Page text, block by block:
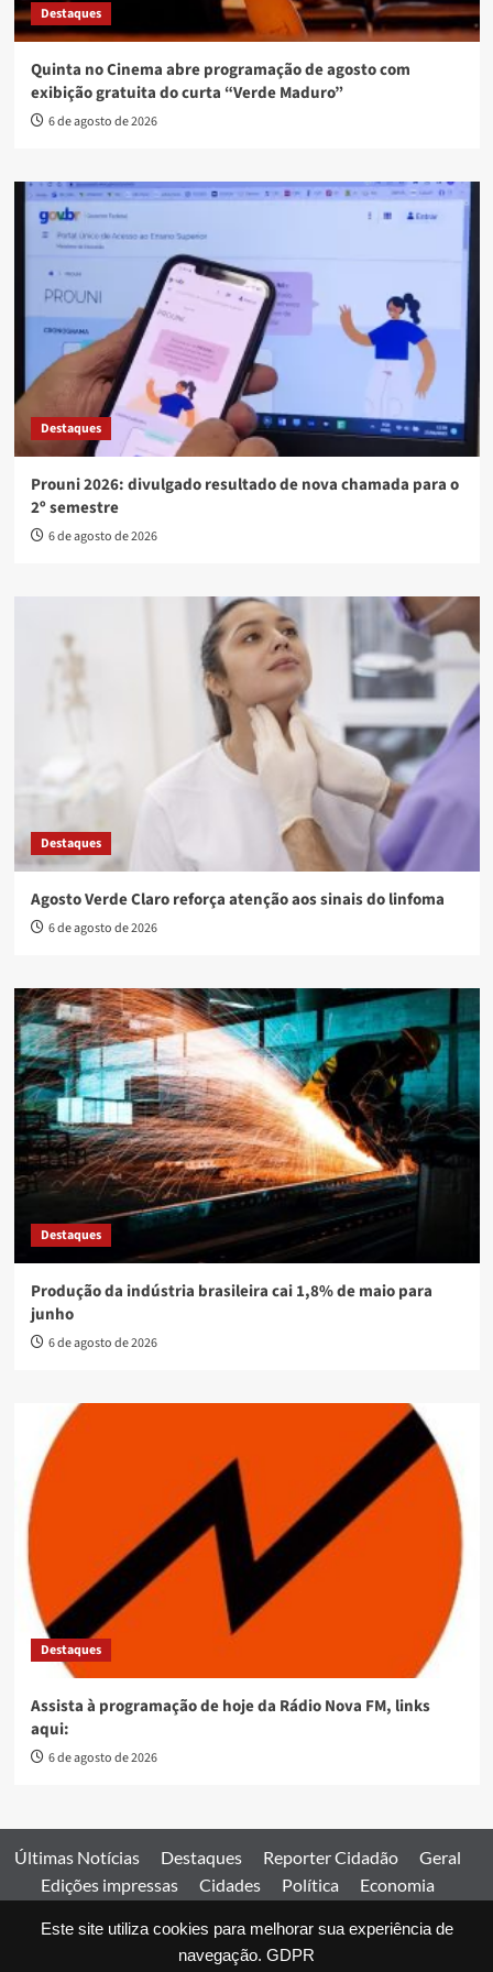
Este site utiliza cookies para melhorar sua experiência de
navegação. GDPR
Destaques
Quinta no Cinema abre programação de agosto com
exibição gratuita do curta “Verde Maduro”
6 de agosto de 2026
Destaques
Prouni 2026: divulgado resultado de nova chamada para o
2º semestre
6 de agosto de 2026
Destaques
Agosto Verde Claro reforça atenção aos sinais do linfoma
6 de agosto de 2026
Destaques
Produção da indústria brasileira cai 1,8% de maio para
junho
6 de agosto de 2026
Destaques
Assista à programação de hoje da Rádio Nova FM, links
aqui:
6 de agosto de 2026
Últimas Notícias Destaques Reporter Cidadão
Geral
Edições impressas
Cidades Política
Economia
Comercial
Edições impressas Expediente Home